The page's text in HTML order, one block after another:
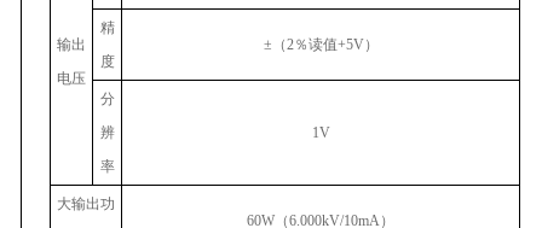
输出
电压
精
度
± （2％读值+5V）
分
辨
率
1V
大输出功
60W （6.000kV/10mA ）